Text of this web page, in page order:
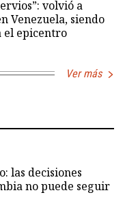
volvió a
Venezuela, siendo
el epicentro
Ver más
las decisiones
no puede seguir